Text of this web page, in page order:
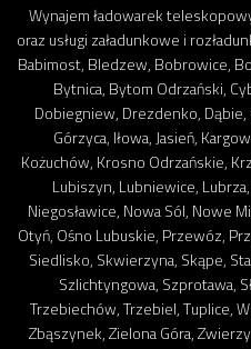
Wynajem ładowarek teleskopowych z operatorem i bez operatora
oraz usługi załadunkowe i
Babimost, Bledzew, Bobrowice,
Bytnica, Bytom Odrzański,
Dobiegniew, Drezdenko,
Górzyca, Iłowa, Jasień,
Kożuchów, Krosno Odrzańskie,
Lubiszyn, Lubniewice,
Niegosławice, Nowa Sól, Nowe
Otyń, Ośno Lubuskie, Przewóz,
Siedlisko, Skwierzyna, Skąpe,
Szlichtyngowa, Szprotawa,
Trzebiechów, Trzebiel, Tuplice,
Zbąszynek, Zielona Góra,